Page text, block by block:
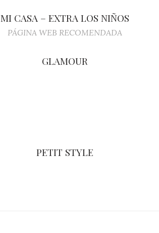
MI CASA – EXTRA LOS NIÑOS
PÁGINA WEB RECOMENDADA
GLAMOUR
PETIT STYLE